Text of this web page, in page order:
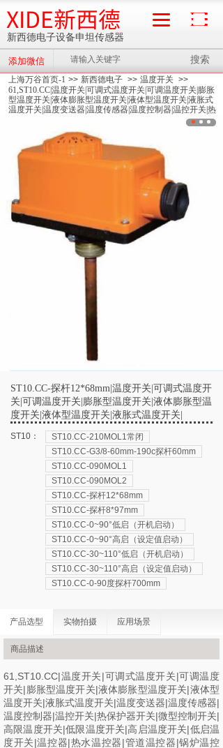
上海万谷首页-1 >> 新西德电子 >> 温度开关 >>
61,ST10.CC|温度开关|可调式温度开关|可调温度开关|膨胀
型温度开关|液体膨胀型温度开关|液体型温度开关|液胀式
温度开关|温度变送器|温度传感器|温度控制器|温控开关|热
保护器开关|微型控制开关|高限温度开关|低限温度开关|高
启温度开关|低启温度开关|温控器|热水温控器|管道温控器|
锅炉温控器|供热温控器|双金属式温控器|压力式温控器|
ST10.CC-探杆12*68mm|温度开关|可调式温度开关|可
调温度开关|膨胀型温度开关|液体膨胀型温度开关|液体型
温度开关|液胀式温度开关|
ST10.CC-探杆12*68mm|温度开关|可调式温度开
关|可调温度开关|膨胀型温度开关|液体膨胀型温
度开关|液体型温度开关|液胀式温度开关|
ST10：
ST10.CC-210MOL1常闭
ST10.CC-G3/8-60mm-190c探杆60mm
ST10.CC-090MOL1
ST10.CC-090MOL2
ST10.CC-探杆12*68mm
ST10.CC-探杆8*97mm
ST10.CC-0~90°低启（开机启动）
ST10.CC-0~90°高启（设定值启动）
ST10.CC-30~110°低启（开机启动）
ST10.CC-30~110°高启（设定值启动）
ST10.CC-0-90度探杆700mm
产品选型 实物拍摄 应用场景
商品描述
61,ST10.CC|温度开关|可调式温度开关|可调温度
开关|膨胀型温度开关|液体膨胀型温度开关|液体型
温度开关|液胀式温度开关|温度变送器|温度传感器|
温度控制器|温控开关|热保护器开关|微型控制开关|
高限温度开关|低限温度开关|高启温度开关|低启温
度开关|温控器|热水温控器|管道温控器|锅炉温控
搜索
添加微信
新西德电子设备申坦传感器
XIDE新西德